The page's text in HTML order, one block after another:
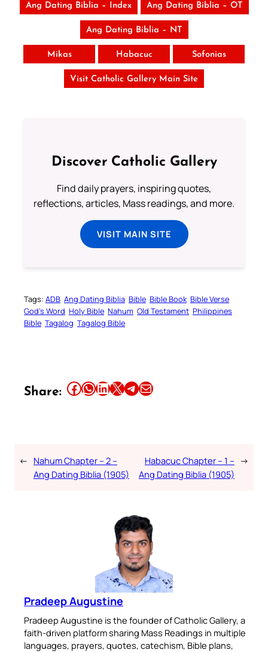
Ang Dating Biblia – Index Ang Dating Biblia – OT
Ang Dating Biblia – NT
Mikas Habacuc Sofonias
Visit Catholic Gallery Main Site
Discover Catholic Gallery
Find daily prayers, inspiring quotes,
reflections, articles, Mass readings, and more.
VISIT MAIN SITE
Tags: ADB Ang Dating Biblia Bible Bible Book Bible Verse
God’s Word Holy Bible Nahum Old Testament Philippines
Bible Tagalog Tagalog Bible
Share: Share this article on Facebook Share this article on WhatsApp Share this article on LinkedIn Share this article on X Share this article on TelegramEmail this Article
← Nahum Chapter – 2 –
Ang Dating Biblia (1905)
Habacuc Chapter – 1 –
Ang Dating Biblia (1905)
→
Pradeep Augustine
Pradeep Augustine is the founder of Catholic Gallery, a
faith-driven platform sharing Mass Readings in multiple
languages, prayers, quotes, catechism, Bible plans,